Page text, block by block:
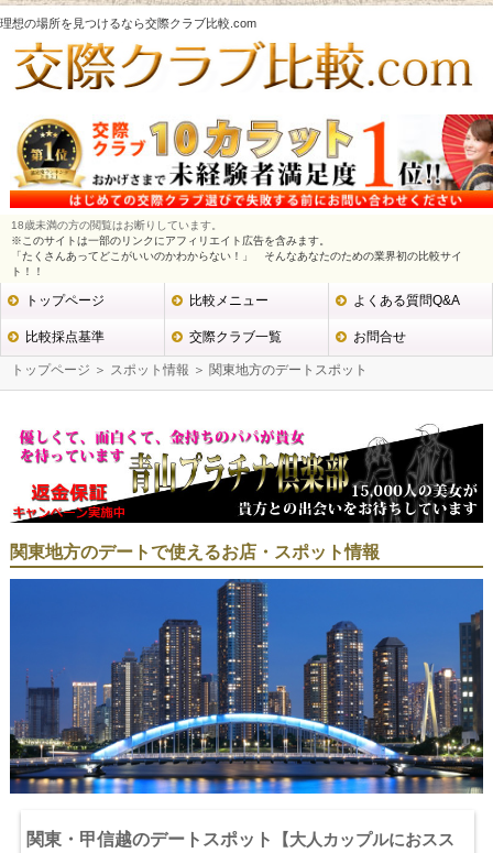
理想の場所を見つけるなら交際クラブ比較.com
18歳未満の方の閲覧はお断りしています。
※このサイトは一部のリンクにアフィリエイト広告を含みます。
「たくさんあってどこがいいのかわからない！」 そんなあなたのための業界初の比較サイ
ト！！
トップページ 比較メニュー よくある質問Q&A
比較採点基準 交際クラブ一覧 お問合せ
トップページ ＞ スポット情報 ＞ 関東地方のデートスポット
関東地方のデートで使えるお店・スポット情報
関東・甲信越のデートスポット
【大人カップルにおスス